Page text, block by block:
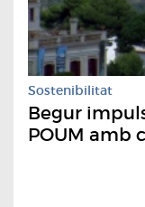
Sostenibilitat
Begur
POUM amb